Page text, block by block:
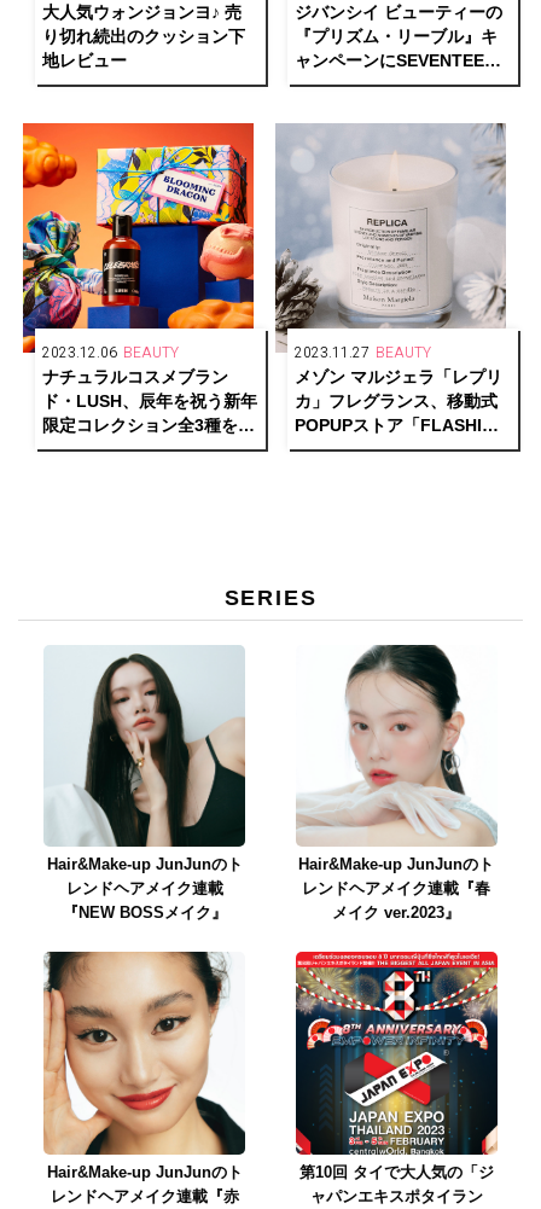
大人気ウォンジョンヨ♪ 売
り切れ続出のクッション下
地レビュー
ジバンシイ ビューティーの
『プリズム・リーブル』キ
ャンペーンにSEVENTEEN
のJOSHUAが登場
2023.12.06 BEAUTY
ナチュラルコスメブラン
ド・LUSH、辰年を祝う新年
限定コレクション全3種を発
売
2023.11.27 BEAUTY
メゾン マルジェラ「レプリ
カ」フレグランス、移動式
POPUPストア「FLASHING
MEMORIES STORE」が期
SERIES
Hair&Make-up JunJunのト
レンドヘアメイク連載
『NEW BOSSメイク』
Hair&Make-up JunJunのト
レンドヘアメイク連載『春
メイク ver.2023』
Hair&Make-up JunJunのト
レンドヘアメイク連載『赤
第10回 タイで大人気の「ジ
ャパンエキスポタイラン